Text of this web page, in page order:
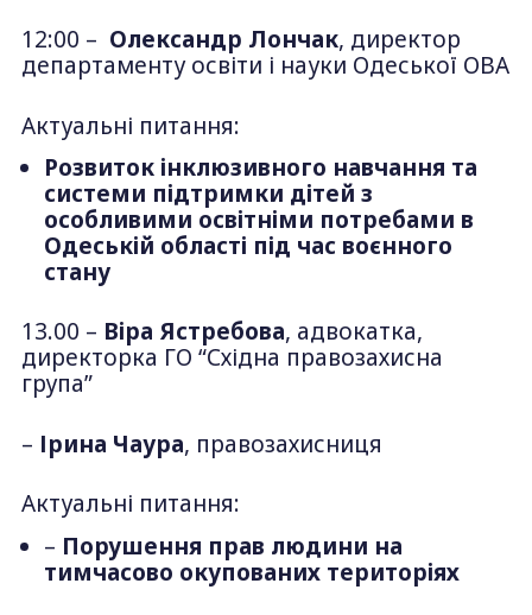
12:00 – Олександр Лончак, директор
департаменту освіти і науки Одеської ОВА
Актуальні питання:
Розвиток інклюзивного навчання та
системи підтримки дітей з
особливими освітніми потребами в
Одеській області під час воєнного
стану
13.00 – Віра Ястребова, адвокатка,
директорка ГО “Східна правозахисна
група”
– Ірина Чаура, правозахисниця
Актуальні питання:
– Порушення прав людини на
тимчасово окупованих територіях